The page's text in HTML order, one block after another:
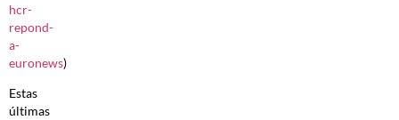
hcr-
repond-
a-
euronews)
Estas
últimas